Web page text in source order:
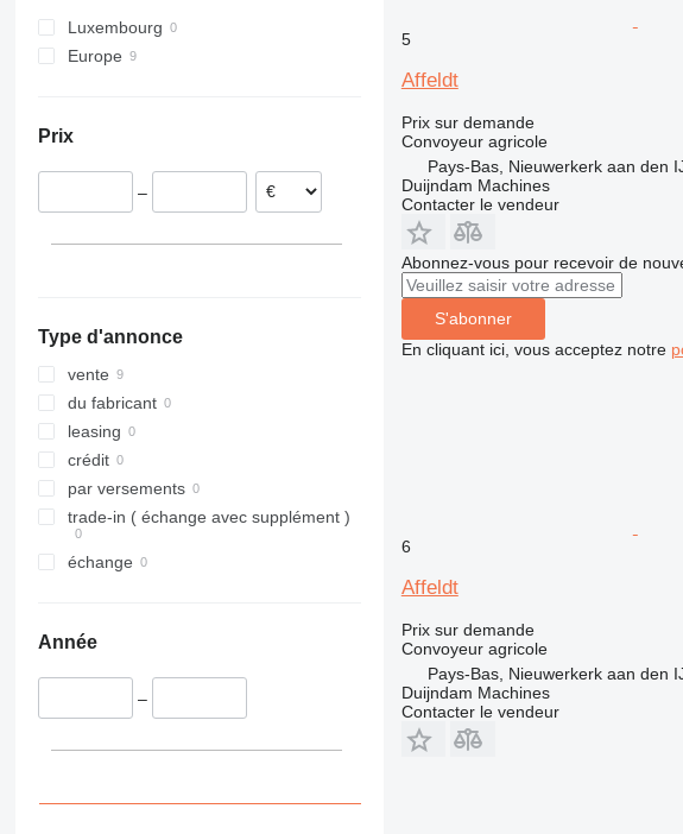
Luxembourg
Europe
Prix
–
Type d'annonce
vente
du fabricant
leasing
crédit
par versements
trade-in ( échange avec supplément )
échange
Année
–
5
Affeldt
Prix sur demande
Convoyeur agricole
Pays-Bas, Nieuwerkerk aan den
Duijndam Machines
Contacter le vendeur
Abonnez-vous pour recevoir de
S'abonner
En cliquant ici, vous acceptez notre
6
Affeldt
Prix sur demande
Convoyeur agricole
Pays-Bas, Nieuwerkerk aan den
Duijndam Machines
Contacter le vendeur